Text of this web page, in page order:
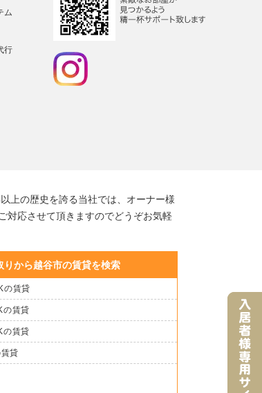
ム
行
上の歴史を誇る当社では、オーナー様
対応させて頂きますのでどうぞお気軽
りから越谷市の賃貸を検索
の賃貸
の賃貸
の賃貸
貸